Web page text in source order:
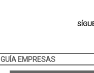
GUÍA EMPRESAS